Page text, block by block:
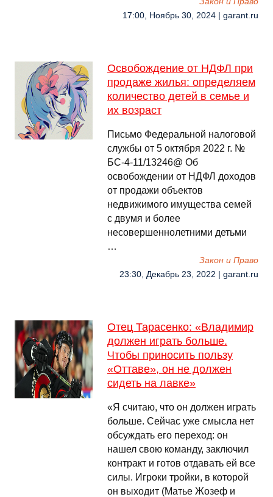
17:00, Ноябрь 30, 2024 | garant.ru
Освобождение от НДФЛ при
продаже жилья: определяем
количество детей в семье и
их возраст
Письмо Федеральной налоговой
службы от 5 октября 2022 г. №
БС-4-11/13246@ Об
освобождении от НДФЛ доходов
от продажи объектов
недвижимого имущества семей
с двумя и более
несовершеннолетними детьми
…
Закон и Право
23:30, Декабрь 23, 2022 | garant.ru
Отец Тарасенко: «Владимир
должен играть больше.
Чтобы приносить пользу
«Оттаве», он не должен
сидеть на лавке»
«Я считаю, что он должен играть
больше. Сейчас уже смысла нет
обсуждать его переход: он
нашел свою команду, заключил
контракт и готов отдавать ей все
силы. Игроки тройки, в которой
он выходит (Матье Жозеф и